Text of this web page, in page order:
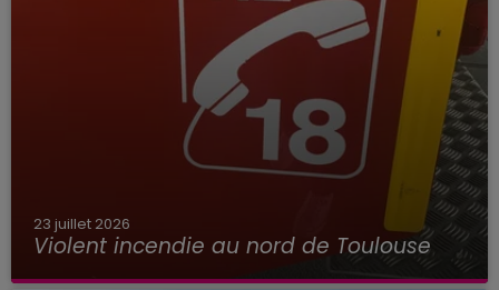
23 juillet 2026
Violent incendie au nord de Toulouse